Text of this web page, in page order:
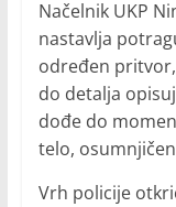
Načelnik UKP
nastavlja
određen
do detalja
dođe do
telo,
Vrh policije